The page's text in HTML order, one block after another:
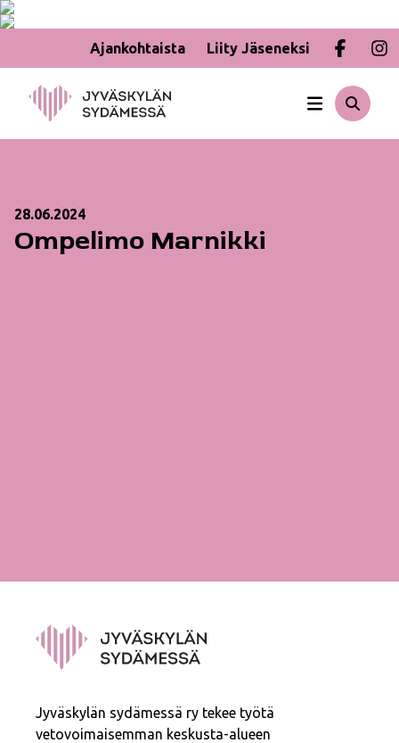
Ajankohtaista
Liity Jäseneksi
sisältöön
28.06.2024
Ompelimo Marnikki
Jyväskylän sydämessä ry tekee työtä
vetovoimaisemman keskusta-alueen